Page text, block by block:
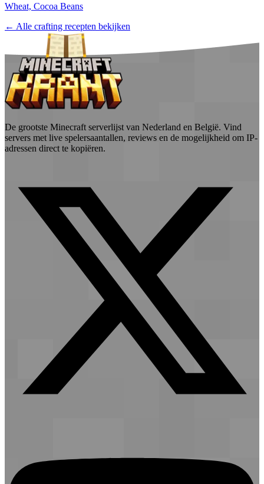
Wheat, Cocoa Beans
← Alle crafting recepten bekijken
De grootste Minecraft serverlijst van Nederland en België. Vind
servers met live spelersaantallen, reviews en de mogelijkheid om IP-
adressen direct te kopiëren.